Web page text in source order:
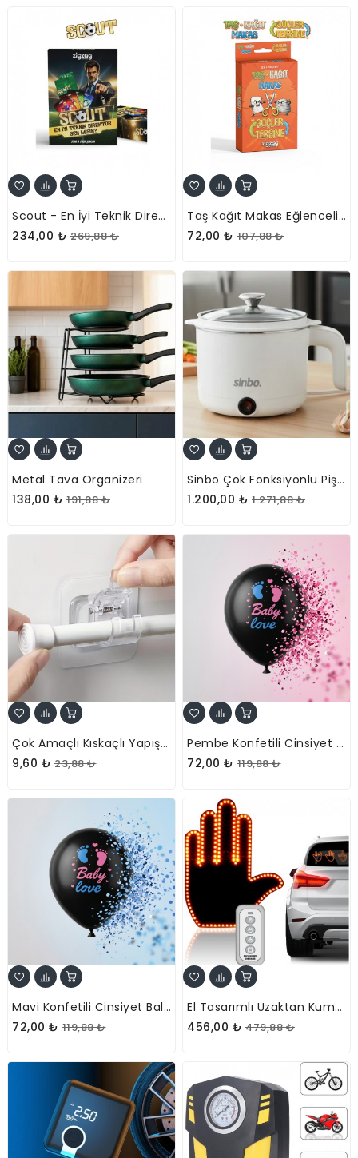
Scout - En İyi Teknik Direktör Sen Misin? Eğlenceli Kutu Oyunu
234,00 ₺ 269,88 ₺
Taş Kağıt Makas Eğlenceli Kart Oyunu
72,00 ₺ 107,88 ₺
Metal Tava Organizeri
138,00 ₺ 191,88 ₺
Sinbo Çok Fonksiyonlu Pişirici Elektrikli Tencere
1.200,00 ₺ 1.271,88 ₺
Çok Amaçlı Kıskaçlı Yapışkanlı Kablo Ve Mop Tutucu
9,60 ₺ 23,88 ₺
Pembe Konfetili Cinsiyet Balonu
72,00 ₺ 119,88 ₺
Mavi Konfetili Cinsiyet Balonu
72,00 ₺ 119,88 ₺
El Tasarımlı Uzaktan Kumandalı 3 Hareket Modlu Araç İçi LED
456,00 ₺ 479,88 ₺